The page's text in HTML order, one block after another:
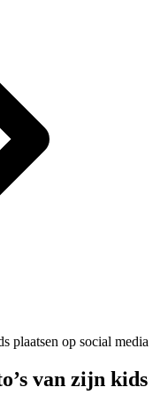
plaatsen op social media
van zijn kids